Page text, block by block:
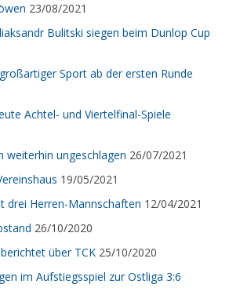
23/08/2021
Bulitski siegen beim Dunlop Cup
Sport ab der ersten Runde
Achtel- und Viertelfinal-Spiele
weiterhin ungeschlagen 26/07/2021
19/05/2021
drei Herren-Mannschaften 12/04/2021
26/10/2020
über TCK 25/10/2020
im Aufstiegsspiel zur Ostliga 3:6